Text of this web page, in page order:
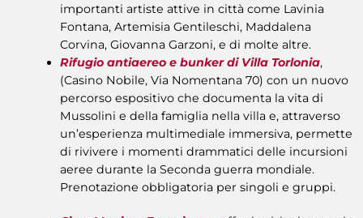
importanti artiste attive in città come Lavinia
Fontana, Artemisia Gentileschi, Maddalena
Corvina, Giovanna Garzoni, e di molte altre.
Rifugio antiaereo e bunker di Villa Torlonia,
(Casino Nobile, Via Nomentana 70) con un nuovo
percorso espositivo che documenta la vita di
Mussolini e della famiglia nella villa e, attraverso
un’esperienza multimediale immersiva, permette
di rivivere i momenti drammatici delle incursioni
aeree durante la Seconda guerra mondiale.
Prenotazione obbligatoria per singoli e gruppi.